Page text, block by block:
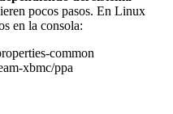
pocos pasos. En Linux
en la consola:
common
xbmc/ppa